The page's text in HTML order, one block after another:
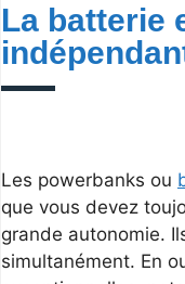
La batterie
Les powerbanks ou
que vous devez
grande autonomie.
simultanément. En